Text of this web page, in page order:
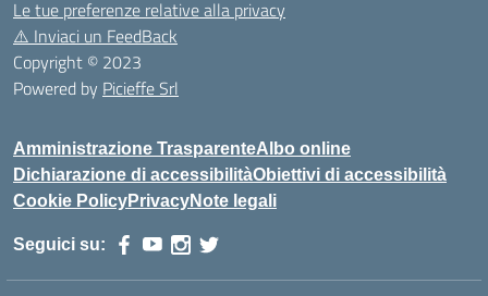
Le tue preferenze relative alla privacy
⚠️ Inviaci un FeedBack
Copyright © 2023
Powered by Picieffe Srl
Amministrazione TrasparenteAlbo online
Dichiarazione di accessibilitàObiettivi di accessibilità
Cookie PolicyPrivacyNote legali
Seguici su: